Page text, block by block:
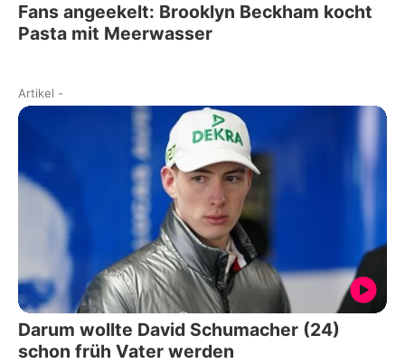
Fans angeekelt: Brooklyn Beckham kocht
Pasta mit Meerwasser
Artikel -
Darum wollte David Schumacher (24)
schon früh Vater werden